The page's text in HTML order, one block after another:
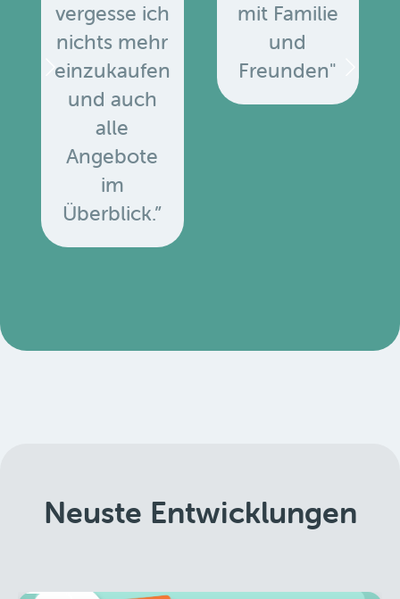
vergesse ich
nichts mehr
einzukaufen
und auch
alle
Angebote
im
Überblick.”
mit Familie
und
Freunden"
Neuste Entwicklungen